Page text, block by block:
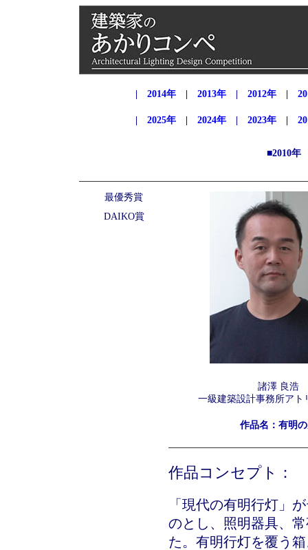
2014年| 2013年| 2012年|
2025年| 2024年| 2023年|
■2010年
最優秀賞
DAIKO賞
諸澤 良浩
一級建築設計事務所アト
作品名：有明
作品コンセプト：
「現代の有明行灯」
のとし、照明器具、
た。有明行灯を覆う